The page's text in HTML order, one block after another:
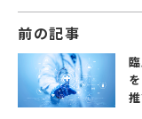
前の記事